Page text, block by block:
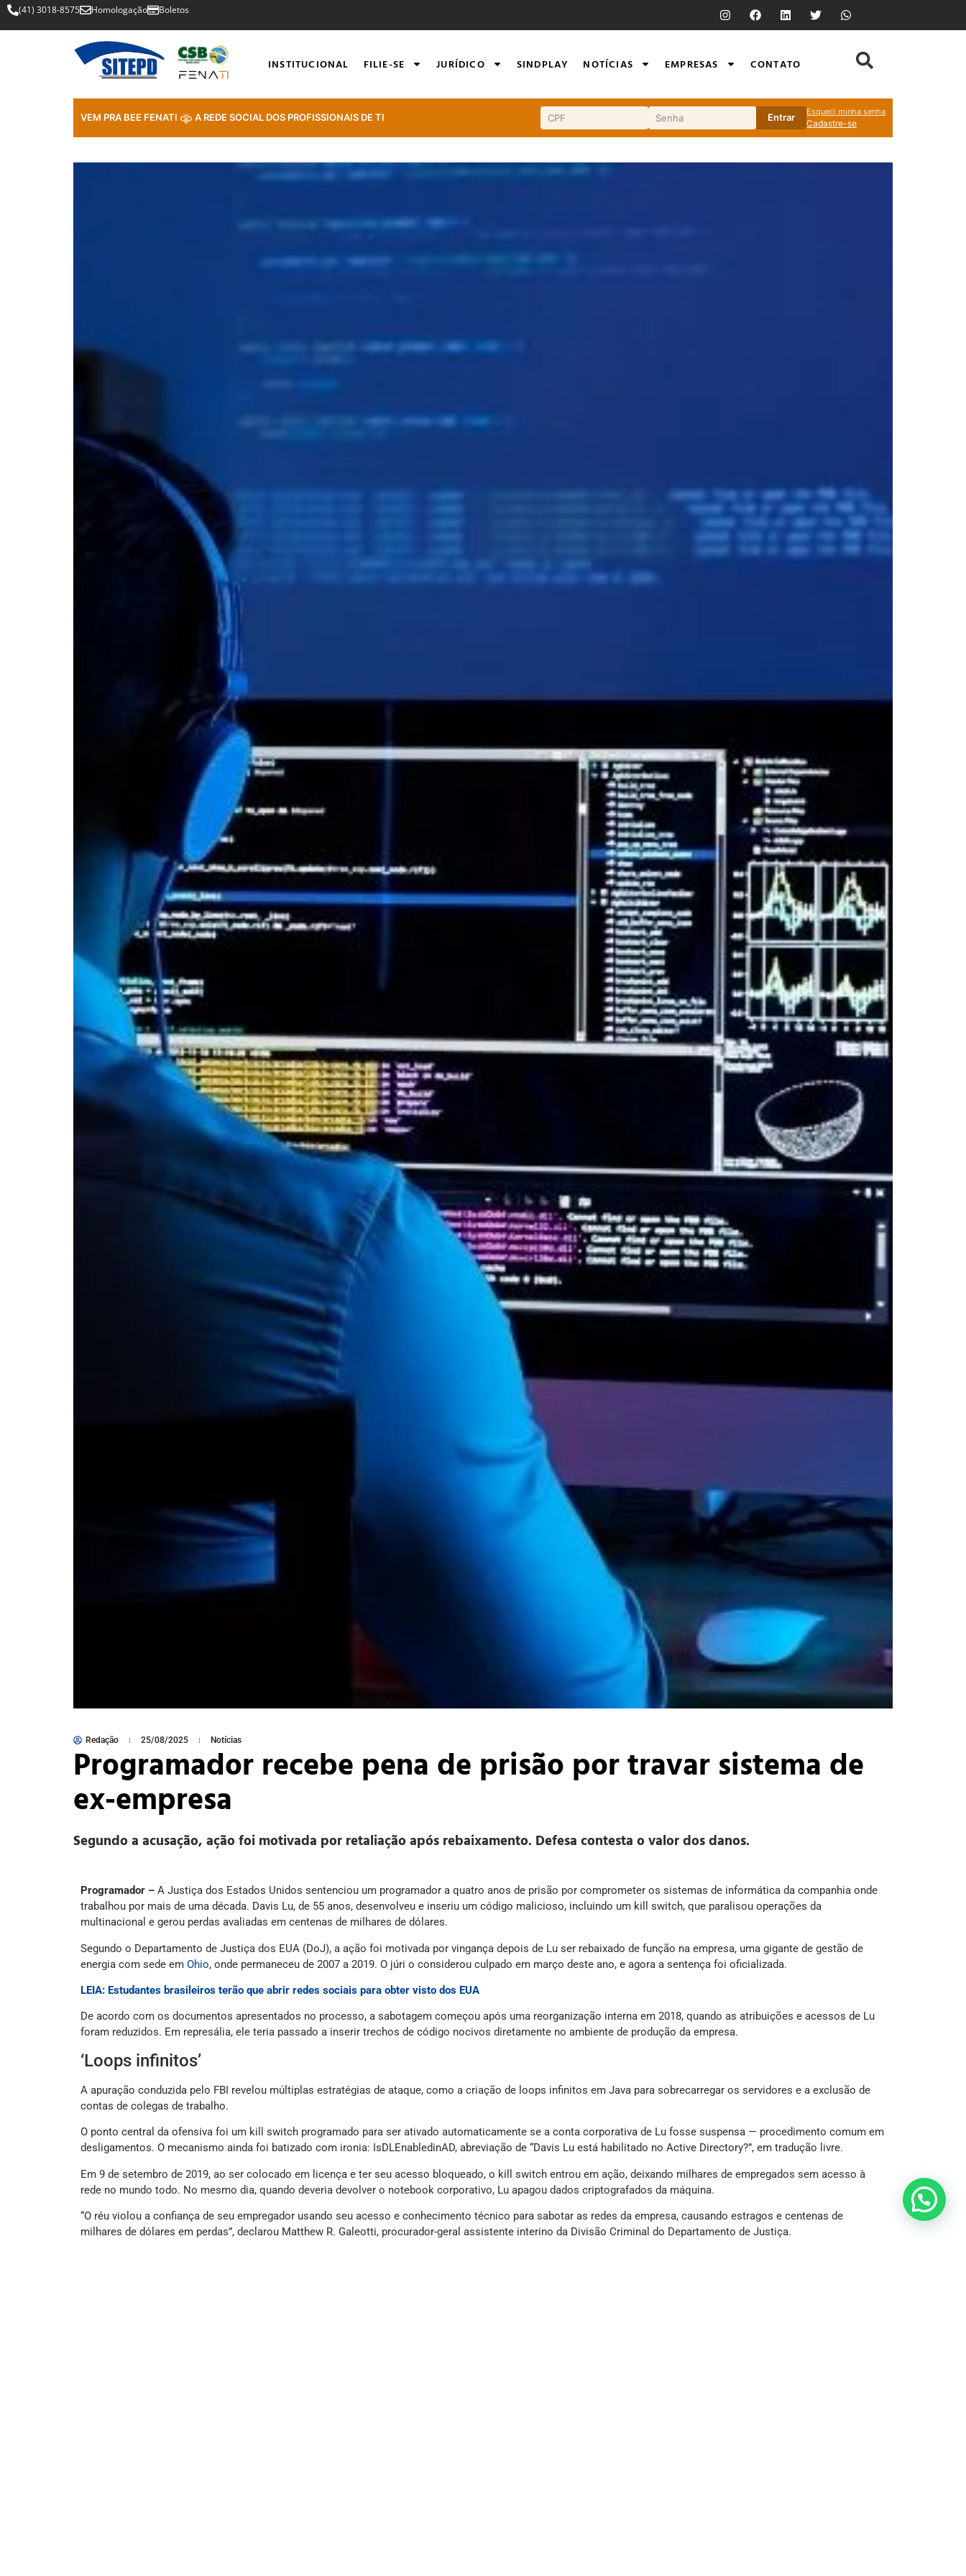
(41) 3018-8575 Homologação Boletos
INSTITUCIONAL FILIE-SE JURÍDICO SINDPLAY NOTÍCIAS EMPRESAS CONTATO
VEM PRA BEE FENATI A REDE SOCIAL DOS PROFISSIONAIS DE TI Entrar
Esqueci minha senha
Cadastre-se
Redação 25/08/2025 Notícias
Programador recebe pena de prisão por travar sistema de
ex-empresa
Segundo a acusação, ação foi motivada por retaliação após rebaixamento. Defesa contesta o valor dos danos.
Programador – A Justiça dos Estados Unidos sentenciou um programador a quatro anos de prisão por comprometer os sistemas de informática da companhia onde
trabalhou por mais de uma década. Davis Lu, de 55 anos, desenvolveu e inseriu um código malicioso, incluindo um kill switch, que paralisou operações da
multinacional e gerou perdas avaliadas em centenas de milhares de dólares.
Segundo o Departamento de Justiça dos EUA (DoJ), a ação foi motivada por vingança depois de Lu ser rebaixado de função na empresa, uma gigante de gestão de
energia com sede em Ohio, onde permaneceu de 2007 a 2019. O júri o considerou culpado em março deste ano, e agora a sentença foi oficializada.
LEIA: Estudantes brasileiros terão que abrir redes sociais para obter visto dos EUA
De acordo com os documentos apresentados no processo, a sabotagem começou após uma reorganização interna em 2018, quando as atribuições e acessos de Lu
foram reduzidos. Em represália, ele teria passado a inserir trechos de código nocivos diretamente no ambiente de produção da empresa.
‘Loops infinitos’
A apuração conduzida pelo FBI revelou múltiplas estratégias de ataque, como a criação de loops infinitos em Java para sobrecarregar os servidores e a exclusão de
contas de colegas de trabalho.
O ponto central da ofensiva foi um kill switch programado para ser ativado automaticamente se a conta corporativa de Lu fosse suspensa — procedimento comum em
desligamentos. O mecanismo ainda foi batizado com ironia: IsDLEnabledinAD, abreviação de “Davis Lu está habilitado no Active Directory?”, em tradução livre.
Em 9 de setembro de 2019, ao ser colocado em licença e ter seu acesso bloqueado, o kill switch entrou em ação, deixando milhares de empregados sem acesso à
rede no mundo todo. No mesmo dia, quando deveria devolver o notebook corporativo, Lu apagou dados criptografados da máquina.
“O réu violou a confiança de seu empregador usando seu acesso e conhecimento técnico para sabotar as redes da empresa, causando estragos e centenas de
milhares de dólares em perdas”, declarou Matthew R. Galeotti, procurador-geral assistente interino da Divisão Criminal do Departamento de Justiça.